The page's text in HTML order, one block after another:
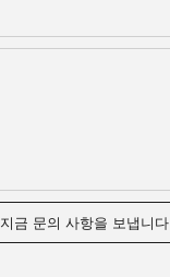
지금 문의 사항을 보냅니다